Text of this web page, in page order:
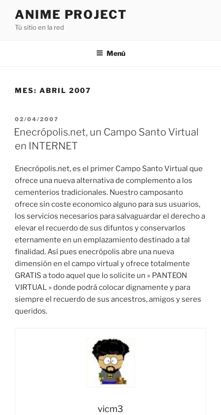
contenido
ANIME PROJECT
Tú sitio en la red
Menú
MES: ABRIL 2007
PUBLICADO
EL
02/04/2007
Enecrópolis.net, un Campo Santo Virtual
en INTERNET
Enecrópolis.net, es el primer Campo Santo Virtual que
ofrece una nueva alternativa de complemento a los
cementerios tradicionales. Nuestro camposanto
ofrece sin coste economico alguno para sus usuarios,
los servicios necesarios para salvaguardar el derecho a
elevar el recuerdo de sus difuntos y conservarlos
eternamente en un emplazamiento destinado a tal
finalidad. Así pues enecrópolis abre una nueva
dimensión en el campo virtual y ofrece totalmente
GRATIS a todo aquel que lo solicite un » PANTEON
VIRTUAL » donde podrá colocar dignamente y para
siempre el recuerdo de sus ancestros, amigos y seres
queridos.
vicm3